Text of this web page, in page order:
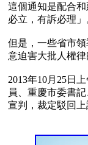
這個通知是配合
必立，有訴必理」
但是，一些省市
意迫害大批人權律
2013年10月25日
員、重慶市委書
宣判，裁定駁回